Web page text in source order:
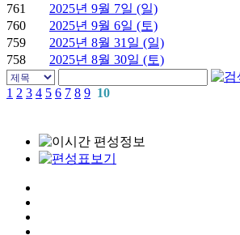
761
2025년 9월 7일 (일)
760
2025년 9월 6일 (토)
759
2025년 8월 31일 (일)
758
2025년 8월 30일 (토)
1 2 3 4 5 6 7 8 9 10